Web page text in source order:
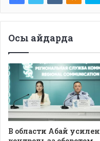
Осы айдарда
В области Абай усилен